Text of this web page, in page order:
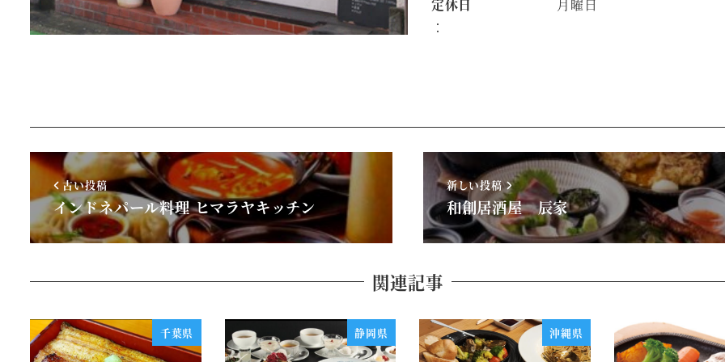
定休日
：
月曜日
古い投稿
インドネパール料理 ヒマラヤキッチン
新しい投稿
和創居酒屋 辰家
関連記事
千葉県 静岡県 沖縄県